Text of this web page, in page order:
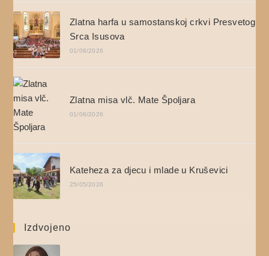
Zlatna harfa u samostanskoj crkvi Presvetog
Srca Isusova
01/06/2026
Zlatna misa vlč. Mate Špoljara
01/06/2026
Kateheza za djecu i mlade u Kruševici
25/05/2026
Izdvojeno